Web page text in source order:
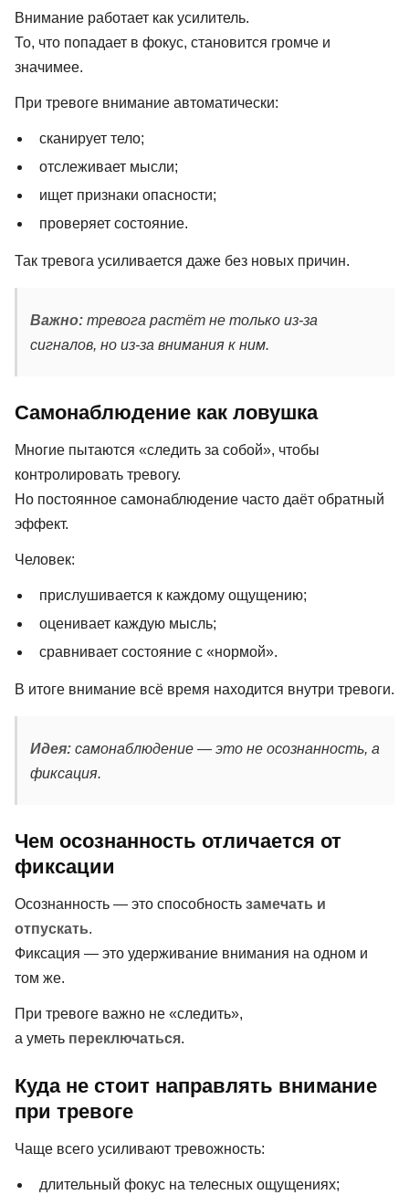
Внимание работает как усилитель.
То, что попадает в фокус, становится громче и
значимее.
При тревоге внимание автоматически:
сканирует тело;
отслеживает мысли;
ищет признаки опасности;
проверяет состояние.
Так тревога усиливается даже без новых причин.
Важно: тревога растёт не только из-за
сигналов, но из-за внимания к ним.
Самонаблюдение как ловушка
Многие пытаются «следить за собой», чтобы
контролировать тревогу.
Но постоянное самонаблюдение часто даёт обратный
эффект.
Человек:
прислушивается к каждому ощущению;
оценивает каждую мысль;
сравнивает состояние с «нормой».
В итоге внимание всё время находится внутри тревоги.
Идея: самонаблюдение — это не осознанность, а
фиксация.
Чем осознанность отличается от
фиксации
Осознанность — это способность замечать и
отпускать.
Фиксация — это удерживание внимания на одном и
том же.
При тревоге важно не «следить»,
а уметь переключаться.
Куда не стоит направлять внимание
при тревоге
Чаще всего усиливают тревожность:
длительный фокус на телесных ощущениях;